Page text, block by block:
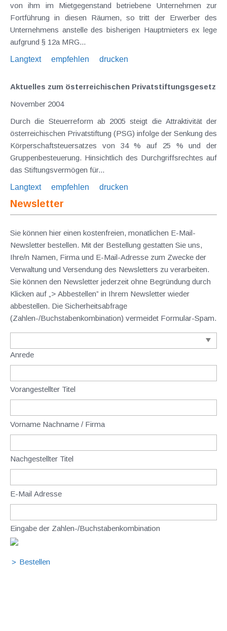
von ihm im Mietgegenstand betriebene Unternehmen zur
Fortführung in diesen Räumen, so tritt der Erwerber des
Unternehmens anstelle des bisherigen Hauptmieters ex lege
aufgrund § 12a MRG...
Langtext
empfehlen drucken
Aktuelles zum österreichischen Privatstiftungsgesetz
November 2004
Durch die Steuerreform ab 2005 steigt die Attraktivität der
österreichischen Privatstiftung (PSG) infolge der Senkung des
Körperschaftsteuersatzes von 34 % auf 25 % und der
Gruppenbesteuerung. Hinsichtlich des Durchgriffsrechtes auf
das Stiftungsvermögen für...
Langtext
empfehlen drucken
Newsletter
Sie können hier einen kostenfreien, monatlichen E-Mail-
Newsletter bestellen. Mit der Bestellung gestatten Sie uns,
Ihre/n Namen, Firma und E-Mail-Adresse zum Zwecke der
Verwaltung und Versendung des Newsletters zu verarbeiten.
Sie können den Newsletter jederzeit ohne Begründung durch
Klicken auf „> Abbestellen” in Ihrem Newsletter wieder
abbestellen. Die Sicherheitsabfrage
(Zahlen-/Buchstabenkombination) vermeidet Formular-Spam.
Anrede
Vorangestellter Titel
Vorname Nachname / Firma
Nachgestellter Titel
E-Mail Adresse
Eingabe der Zahlen-/Buchstabenkombination